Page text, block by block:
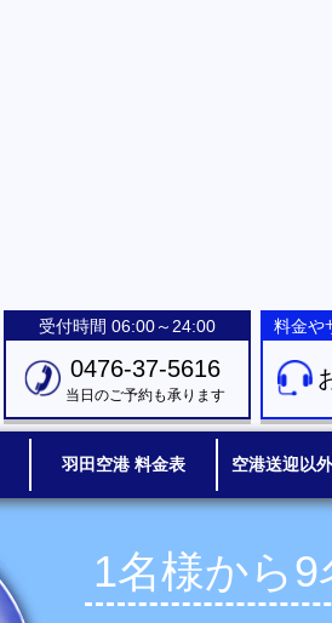
受付時間 06:00～24:00
0476-37-5616
当日のご予約も承ります
料金や
羽田空港 料金表 空港送迎以
1名様から